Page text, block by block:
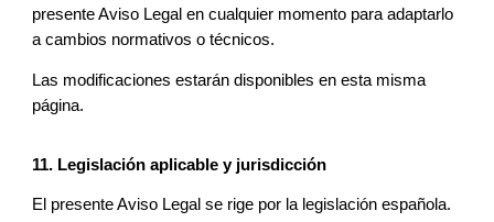
presente Aviso Legal en cualquier momento para adaptarlo
a cambios normativos o técnicos.
Las modificaciones estarán disponibles en esta misma
página.
11. Legislación aplicable y jurisdicción
El presente Aviso Legal se rige por la legislación española.